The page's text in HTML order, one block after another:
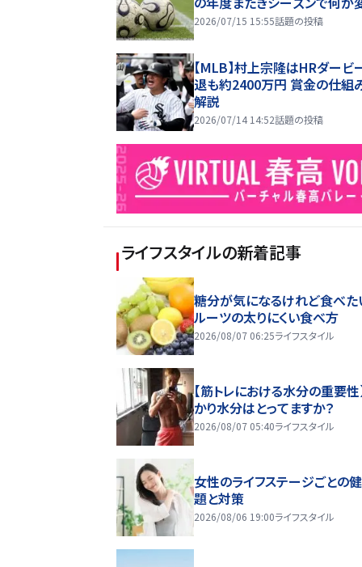
2026/07/15 15:55話題の投稿
【MLB】村上宗隆はHRダービ
退も約2400万円 賞金の仕組
解説
2026/07/14 14:52話題の投稿
ライフスタイルの新着記事
糖分が気になるけれど食べた
ルーツの太りにくい食べ方
2026/08/07 06:25ライフスタイル
【筋トレにおける水分の重要性
かり水分はとってますか？
2026/08/07 05:40ライフスタイル
女性のライフステージごとの
題と対策
2026/08/06 19:00ライフスタイル